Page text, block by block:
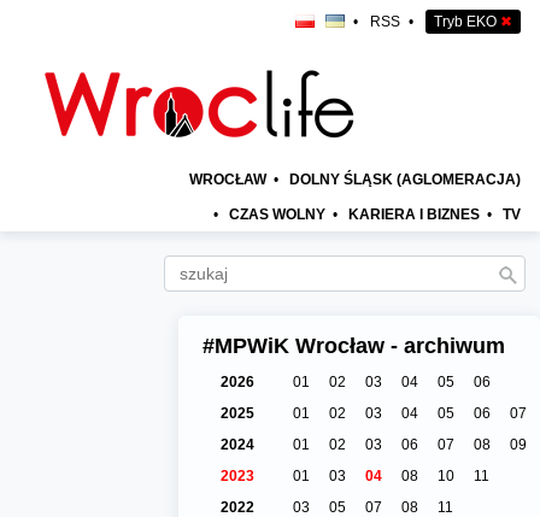
• RSS • Tryb EKO ✖
WROCŁAW • DOLNY ŚLĄSK (AGLOMERACJA)
• CZAS WOLNY • KARIERA I BIZNES • TV
#MPWiK Wrocław - archiwum
2026 01 02 03 04 05
06
2025
01 02 03 04 05 06
07
2024
01 02 03 06 07 08
09
2023
01 03 04 08 10
11
2022
03 05 07 08 11